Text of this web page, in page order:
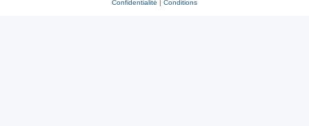
Confidentialité | Conditions